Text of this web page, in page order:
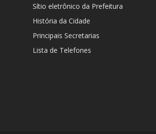
Sítio eletrônico da Prefeitura
História da Cidade
Principais Secretarias
Lista de Telefones